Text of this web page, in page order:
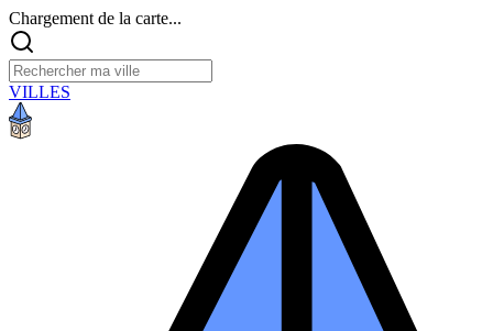
Chargement de la carte...
VILLES